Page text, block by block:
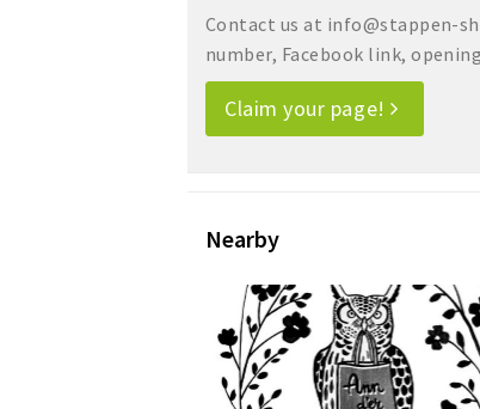
Contact us at info@stappen-
number, Facebook link,
Claim your page!
Nearby